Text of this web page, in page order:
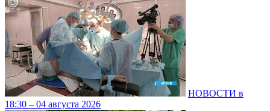
НОВОСТИ в
18:30 – 04 августа 2026